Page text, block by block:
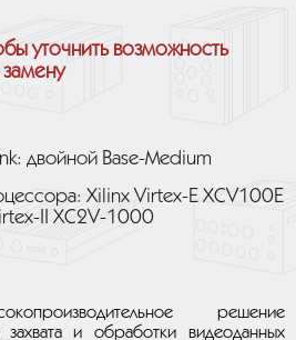
уточнить возможность
замену
двойной Base-Medium
Xilinx Virtex-E XCV100E
II XC2V-1000
решение
захвата и обработки видеоданных